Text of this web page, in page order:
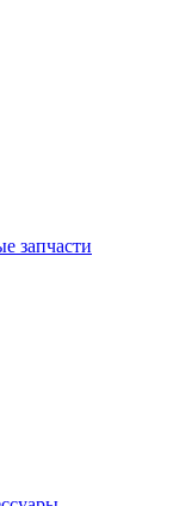
запчасти